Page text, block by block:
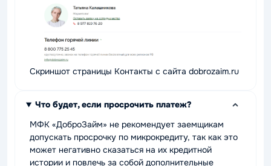
Скриншот страницы Контакты с сайта dobrozaim.ru
Что будет, если просрочить платеж?
МФК «ДоброЗайм» не рекомендует заемщикам
допускать просрочку по микрокредиту, так как это
может негативно сказаться на их кредитной
истории и повлечь за собой дополнительные